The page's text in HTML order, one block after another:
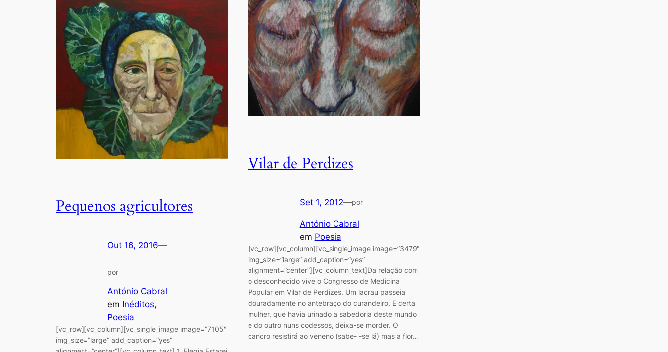
Pequenos agricultores
Out 16, 2016—
por
António Cabral
em Inéditos
Poesia
[vc_row][vc_column][vc_single_image image=”7105″
img_size=”large” add_caption=”yes”
Vilar de Perdizes
Set 1, 2012—por
António Cabral
em Poesia
[vc_row][vc_column][vc_single_image image=”3479″
img_size=”large” add_caption=”yes”
alignment=”center”][vc_column_text]Da relação com
o desconhecido vive o Congresso de Medicina
Popular em Vilar de Perdizes. Um lacrau passeia
douradamente no antebraço do curandeiro. E certa
mulher, que havia urinado a sabedoria deste mundo
e do outro nuns codessos, deixa-se morder. O
cancro resistirá ao veneno (sabe- -se lá) mas a flor…